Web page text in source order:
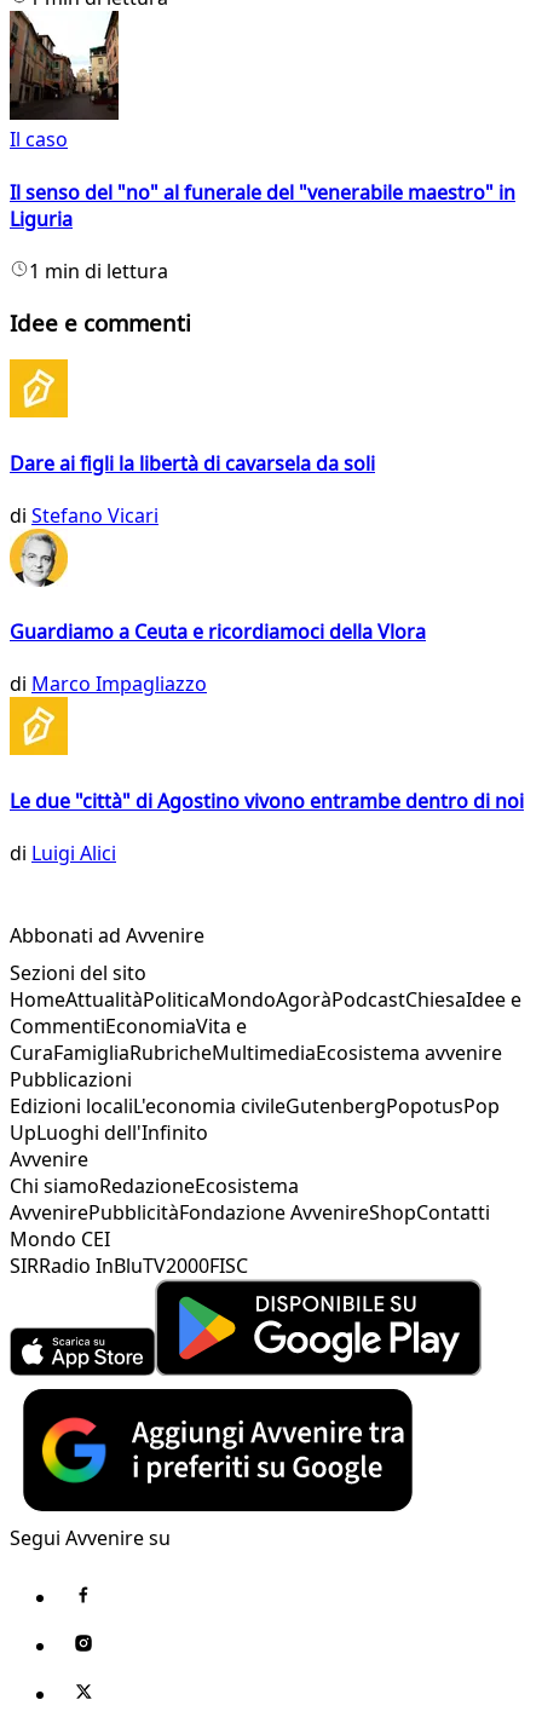
Il caso
Il senso del "no" al funerale del "venerabile maestro" in
Liguria
1 min di lettura
Idee e commenti
Dare ai figli la libertà di cavarsela da soli
di Stefano Vicari
Guardiamo a Ceuta e ricordiamoci della Vlora
di Marco Impagliazzo
Le due "città" di Agostino vivono entrambe dentro di noi
di Luigi Alici
Abbonati ad Avvenire
Sezioni del sito
HomeAttualitàPoliticaMondoAgoràPodcastChiesaIdee e
CommentiEconomiaVita e
CuraFamigliaRubricheMultimediaEcosistema avvenire
Pubblicazioni
Edizioni localiL'economia civileGutenbergPopotusPop
UpLuoghi dell'Infinito
Avvenire
Chi siamoRedazioneEcosistema
AvvenirePubblicitàFondazione AvvenireShopContatti
Mondo CEI
SIRRadio InBluTV2000FISC
Segui Avvenire su